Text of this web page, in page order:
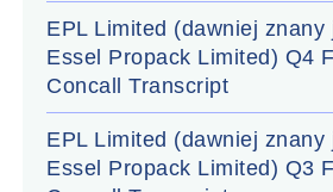
EPL Limited (dawniej znany
Essel Propack Limited) Q4
Concall Transcript
EPL Limited (dawniej znany
Essel Propack Limited) Q3